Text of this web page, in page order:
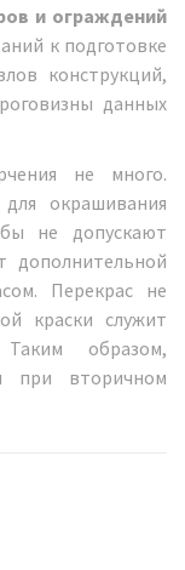
и ограждений
к подготовке
конструкций,
данных
не много.
окрашивания
не допускают
дополнительной
Перекрас не
краски служит
образом,
при вторичном